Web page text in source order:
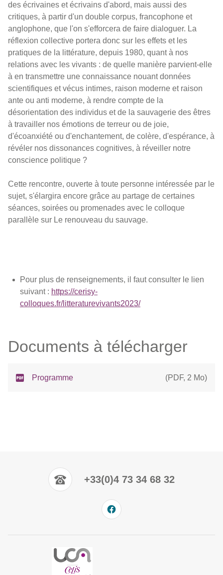
des écrivaines et écrivains d'abord, mais aussi des
critiques, à partir d'un double corpus, francophone et
anglophone, que l'on s'efforcera de faire dialoguer. La
réflexion collective portera donc sur les effets et les
pratiques de la littérature, depuis 1980, quant à nos
relations avec les vivants : de quelle manière parvient-elle
à en transmettre une connaissance nouant données
scientifiques et vécus intimes, raison moderne et raison
ante ou anti moderne, à rendre compte de la
désorientation des individus et de la sauvagerie des êtres
à travailler nos émotions de terreur ou de joie,
d'écoanxiété ou d'enchantement, de colère, d'espérance, à
révéler nos dissonances cognitives, à réveiller notre
conscience politique ?
Cette rencontre, ouverte à toute personne intéressée par le
sujet, s'élargira encore grâce au partage de certaines
séances, soirées ou promenades avec le colloque
parallèle sur Le renouveau du sauvage.
Pour plus de renseignements, il faut consulter le lien
suivant : https://cerisy-
colloques.fr/litteraturevivants2023/
Documents à télécharger
Programme (PDF, 2 Mo)
+33(0)4 73 34 68 32